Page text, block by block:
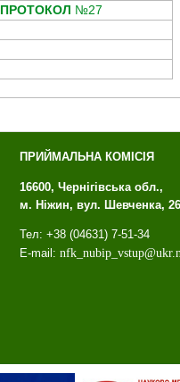
ПРОТОКОЛ №27
ПРИЙМАЛЬНА КОМІСІЯ
16600, Чернігівська обл.,
м. Ніжин, вул. Шевченка, 26
Тел: +38 (04631) 7-51-34
E-mail: nfk_ nubip_ vstup@ukr.